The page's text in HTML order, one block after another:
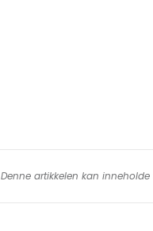
Denne artikkelen kan